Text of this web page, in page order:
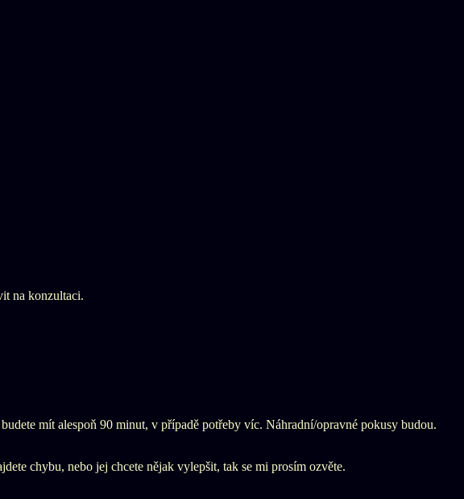
na konzultaci.
mít alespoň 90 minut, v případě potřeby víc. Náhradní/opravné pokusy budou.
chybu, nebo jej chcete nějak vylepšit, tak se mi prosím ozvěte.